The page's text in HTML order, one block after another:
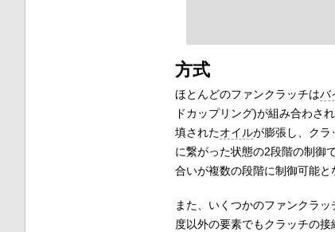
方式
ほとんどのファンクラッチはバ
ドカップリング)が組み合わさ
填されたオイルが膨張し、クラ
に繋がった状態の2段階の制御
合いが複数の段階に制御可能と
また、いくつかのファンクラ
度以外の要素でもクラッチの